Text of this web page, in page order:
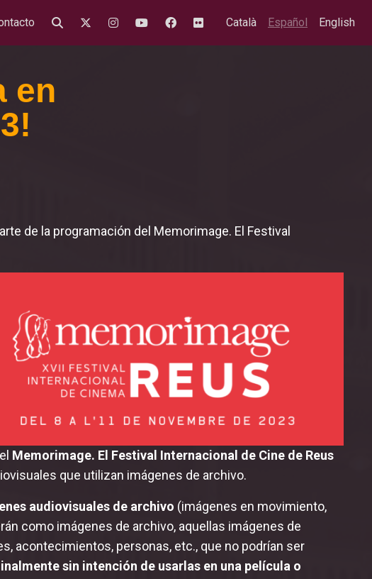
Català Español English
en
de la programación del Memorimage. El Festival
Memorimage. El Festival Internacional de Cine de Reus
que utilizan imágenes de archivo.
audiovisuales de archivo (imágenes en movimiento,
como imágenes de archivo, aquellas imágenes de
acontecimientos, personas, etc., que no podrían ser
sin intención de usarlas en una película o